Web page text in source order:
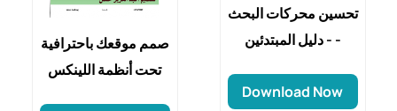
صمم موقعك باحترافية
تحت أنظمة اللينكس
تحسين محركات البحث
- دليل المبتدئين -
Download Now